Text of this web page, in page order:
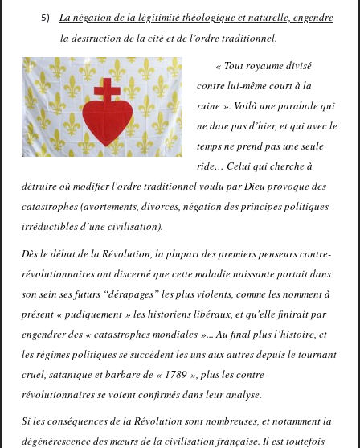
5)
La négation de la légitimité théologique et naturelle, engendre
la destruction de la cité et de l’ordre traditionnel.
« Tout royaume divisé
contre lui-même court à la
ruine ». Voilà une parabole qui
ne date pas d’hier, et qui avec le
temps ne prend pas une seule
ride… Celui qui cherche à
détruire où modifier l'ordre traditionnel voulu par Dieu provoque des
catastrophes (avortements, divorces, négation des principes politiques
irréductibles d’une civilisation).
Dès le début de la Révolution, la plupart des premiers penseurs contre-
révolutionnaires ont discerné que cette maladie naissante portait dans
son sein ses futurs “dérapages” les plus violents, comme les nomment à
présent « pudiquement » les historiens libéraux, et qu'elle finirait par
engendrer des « catastrophes mondiales »... Au final plus l’histoire, et
les régimes politiques se succèdent les uns aux autres depuis le tournant
cruel, satanique et barbare de « 1789 », plus les contre-
révolutionnaires se voient confirmés dans leur analyse.
Si les conséquences de la Révolution sont nombreuses, et notamment la
dégénérescence des mœurs de la civilisation française. Il est toutefois